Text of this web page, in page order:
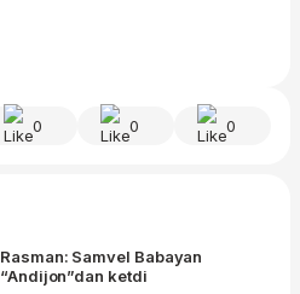
0 0 0
Rasman: Samvel Babayan
“Andijon”dan ketdi